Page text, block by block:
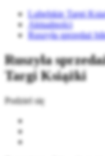
Lubelskie Targi
Aktualności
Ruszyła sprzedaż
Ruszyła
Targi Książki
Podziel się